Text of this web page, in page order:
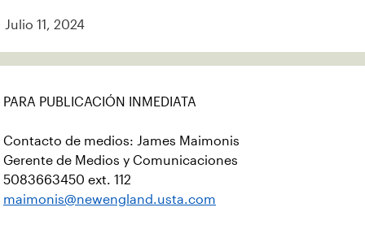
Julio 11, 2024
PARA PUBLICACIÓN INMEDIATA
Contacto de medios: James Maimonis
Gerente de Medios y Comunicaciones
5083663450 ext. 112
maimonis@newengland.usta.com